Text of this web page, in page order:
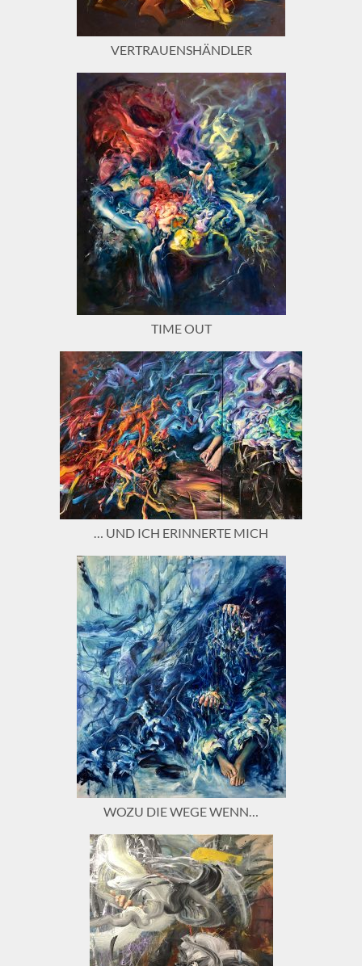
VERTRAUENSHÄNDLER
TIME OUT
… UND ICH ERINNERTE MICH
WOZU DIE WEGE WENN…